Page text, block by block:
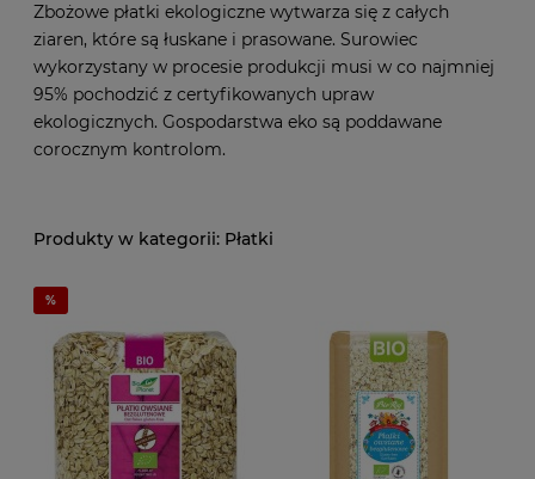
Zbożowe płatki ekologiczne wytwarza się z całych
ziaren, które są łuskane i prasowane. Surowiec
wykorzystany w procesie produkcji musi w co najmniej
95% pochodzić z certyfikowanych upraw
ekologicznych. Gospodarstwa eko są poddawane
corocznym kontrolom.
Płatki